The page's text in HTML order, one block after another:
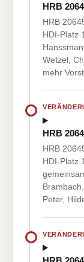
HRB
HRB
HDI-Platz
Wetzel,
mehr
HRB
HRB
HDI-Platz
Peter,